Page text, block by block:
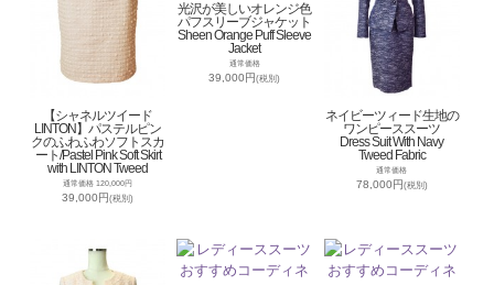
【シャネルツイード
LINTON】パステルピン
クのふわふわソフトスカ
ート/Pastel Pink Soft Skirt
with LINTON Tweed
通常価格 120,000円
39,000円(税別)
光沢が美しいオレンジ色
パフスリーブジャケット
Sheen Orange Puff Sleeve
Jacket
通常価格
39,000円(税別)
ネイビーツィード生地の
ワンピーススーツ
Dress Suit With Navy
Tweed Fabric
通常価格
78,000円(税別)